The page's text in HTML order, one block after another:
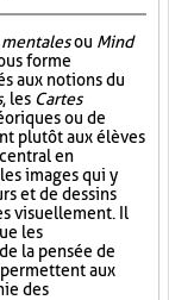
ou Mind
forme
aux notions du
, les Cartes
ou de
plutôt aux élèves
en
images qui y
et de dessins
visuellement. Il
les
la pensée de
aux
des